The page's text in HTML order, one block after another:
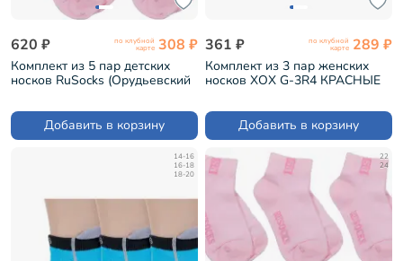
620 ₽ по клубной
карте 308 ₽
Комплект из 5 пар детских
носков RuSocks (Орудьевский
Добавить в корзину
361 ₽ по клубной
карте 289 ₽
Комплект из 3 пар женских
носков ХОХ G-3R4 КРАСНЫЕ
Добавить в корзину
14-16
16-18
18-20
22
24